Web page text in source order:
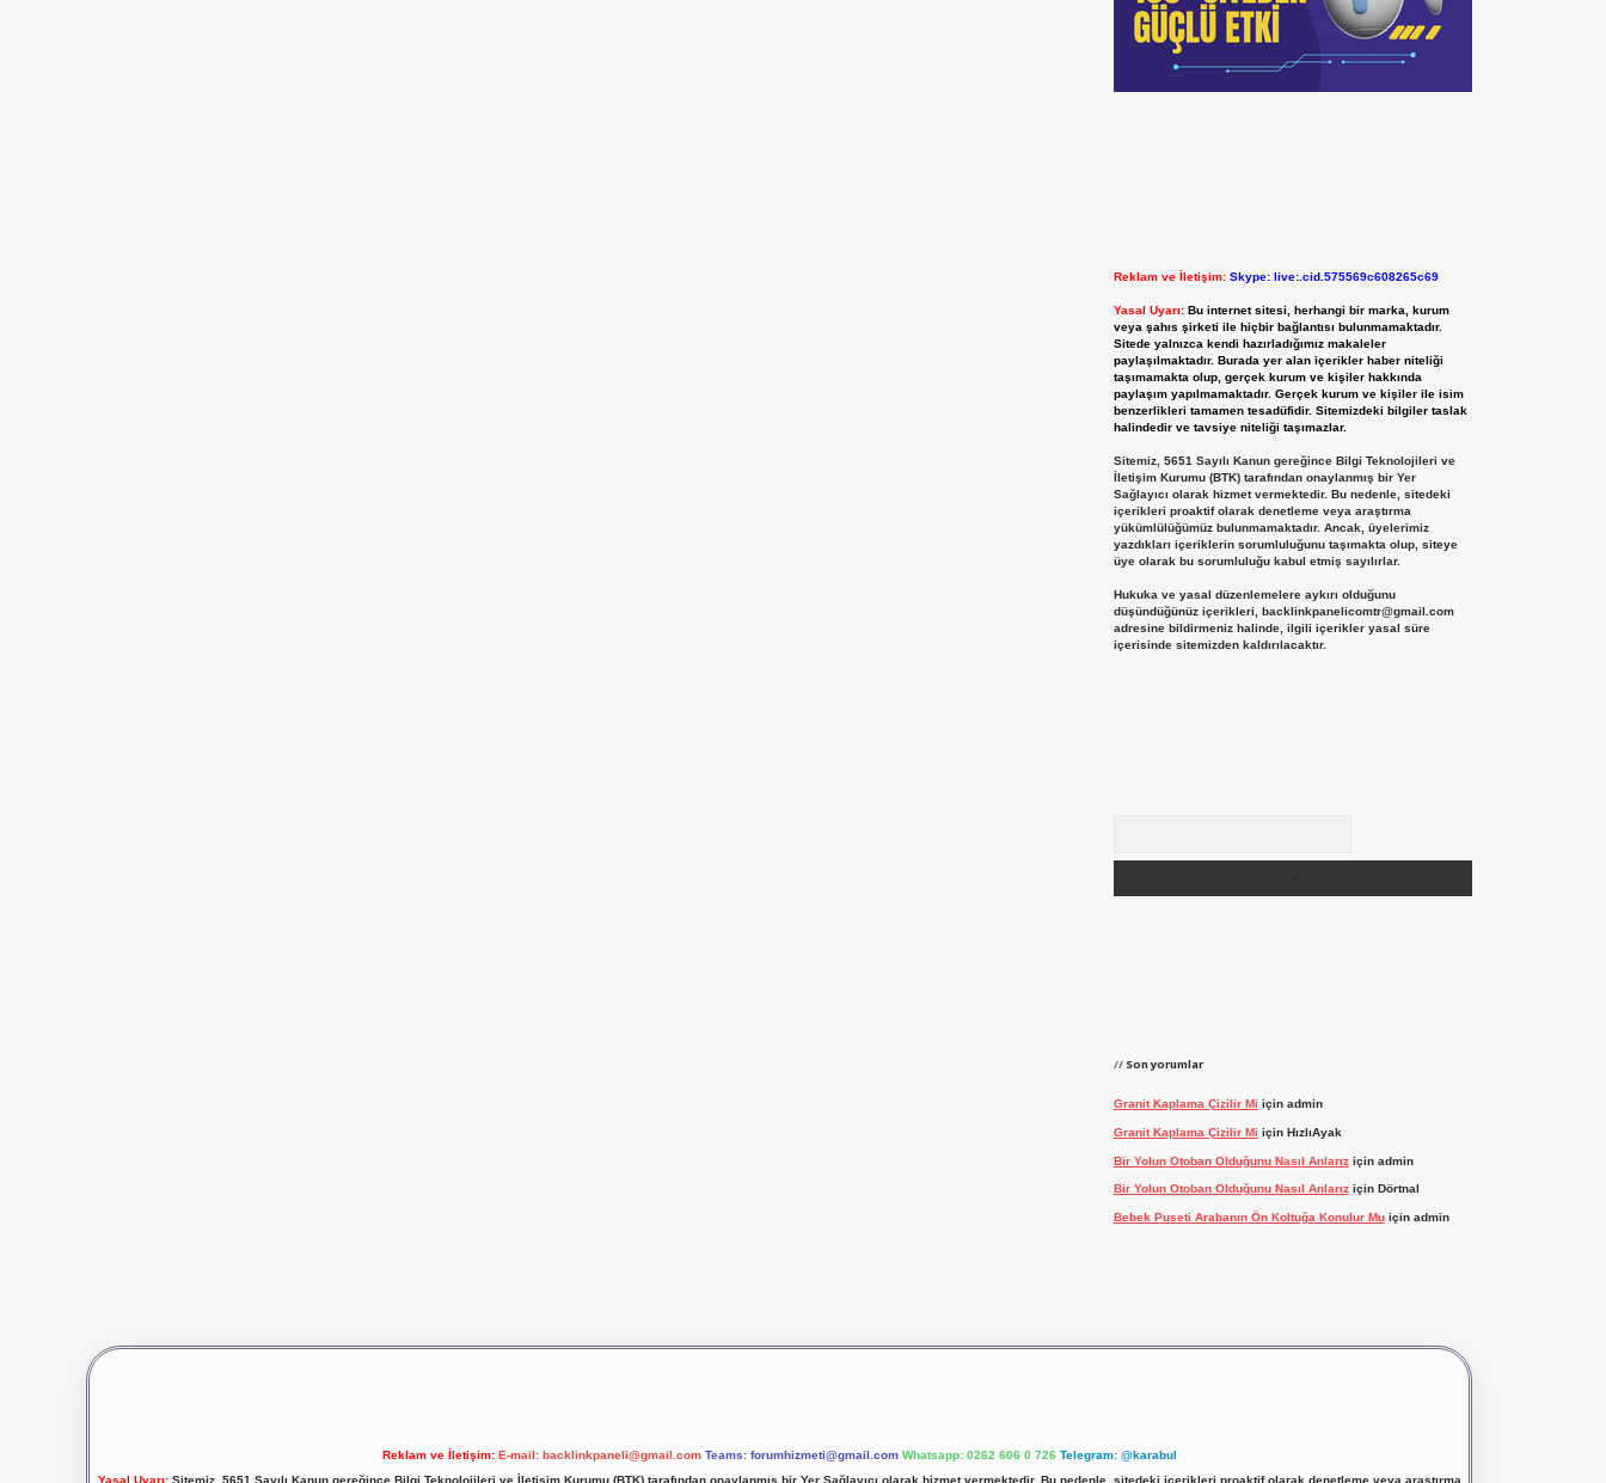
Reklam ve İletişim: Skype: live:.cid.575569c608265c69
Yasal Uyarı: Bu internet sitesi, herhangi bir marka, kurum
veya şahıs şirketi ile hiçbir bağlantısı bulunmamaktadır.
Sitede yalnızca kendi hazırladığımız makaleler
paylaşılmaktadır. Burada yer alan içerikler haber niteliği
taşımamakta olup, gerçek kurum ve kişiler hakkında
paylaşım yapılmamaktadır. Gerçek kurum ve kişiler ile isim
benzerlikleri tamamen tesadüfidir. Sitemizdeki bilgiler taslak
halindedir ve tavsiye niteliği taşımazlar.
Sitemiz, 5651 Sayılı Kanun gereğince Bilgi Teknolojileri ve
İletişim Kurumu (BTK) tarafından onaylanmış bir Yer
Sağlayıcı olarak hizmet vermektedir. Bu nedenle, sitedeki
içerikleri proaktif olarak denetleme veya araştırma
yükümlülüğümüz bulunmamaktadır. Ancak, üyelerimiz
yazdıkları içeriklerin sorumluluğunu taşımakta olup, siteye
üye olarak bu sorumluluğu kabul etmiş sayılırlar.
Hukuka ve yasal düzenlemelere aykırı olduğunu
düşündüğünüz içerikleri, backlinkpanelicomtr@gmail.com
adresine bildirmeniz halinde, ilgili içerikler yasal süre
içerisinde sitemizden kaldırılacaktır.
Son yorumlar
Granit Kaplama Çizilir Mi için admin
Granit Kaplama Çizilir Mi için HızlıAyak
Bir Yolun Otoban Olduğunu Nasıl Anlarıziçin admin
Bir Yolun Otoban Olduğunu Nasıl Anlarıziçin Dörtnal
Bebek Puseti Arabanın Ön Koltuğa Konulur Muiçin admin
Reklam ve İletişim: E-mail: backlinkpaneli@gmail.com Teams: forumhizmeti@gmail.com Whatsapp: 0262 606 0 726 Telegram: @karabul
Yasal Uyarı:Sitemiz, 5651 Sayılı Kanun gereğince Bilgi Teknolojileri ve İletişim Kurumu (BTK) tarafından onaylanmış bir Yer Sağlayıcı olarak hizmet vermektedir. Bu nedenle, sitedeki içerikleri proaktif olarak denetleme veya araştırma